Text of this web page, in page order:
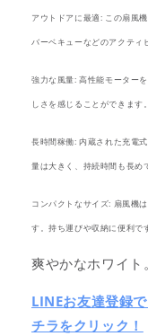
照
明
き
の
量
を
ら
す
の
アウトドアに最適: この扇風
バーベキューなどのアクティ
強力な風量: 高性能モーター
しさを感じることができます。
長時間稼働: 内蔵された充電
量は大きく、持続時間も長め
コンパクトなサイズ: 扇風機
す。持ち運びや収納に便利で
爽やかなホワイト。
LINEお友達登録
チラをクリック！